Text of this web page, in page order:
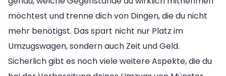
möchtest und trenne dich von Dingen, die du nicht
mehr benötigst. Das spart nicht nur Platz im
Umzugswagen, sondern auch Zeit und Geld.
Sicherlich gibt es noch viele weitere Aspekte, die du